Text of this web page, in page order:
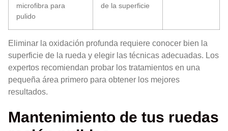
microfibra para
pulido
de la superficie
Eliminar la oxidación profunda requiere conocer bien la
superficie de la rueda y elegir las técnicas adecuadas. Los
expertos recomiendan probar los tratamientos en una
pequeña área primero para obtener los mejores
resultados.
Mantenimiento de tus ruedas